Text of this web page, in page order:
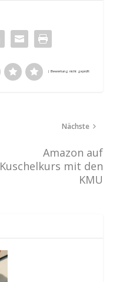
Nächste
Amazon auf
Kuschelkurs mit den
KMU